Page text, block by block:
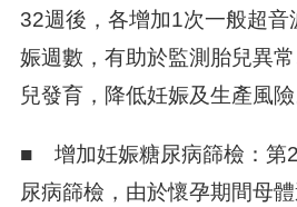
32週後，各增加1次一般超音
娠週數，有助於監測胎兒異
兒發育，降低妊娠及生產風險
■ 增加妊娠糖尿病篩檢：第
尿病篩檢，由於懷孕期間母